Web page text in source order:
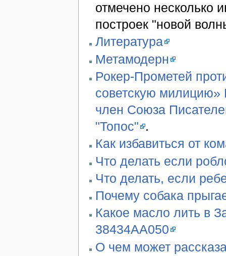
отмечено несколько
построек "новой
Литература
Метамодерн
Рокер-Прометей
советскую
член Союза
"Топос" .
Как избавиться от
Что делать если
Что делать, если
Почему собака
Какое масло лить в
38434AA050
О чем может